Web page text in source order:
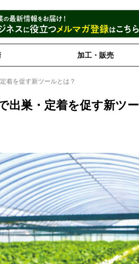
加工・販売
着を促す新ツールとは？
出巣・定着を促す新ツー